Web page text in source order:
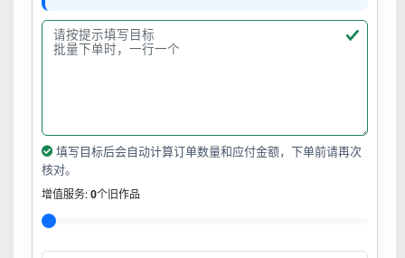
填写目标后会自动计算订单数量和应付金额，下单前请再次
核对。
增值服务: 0个旧作品